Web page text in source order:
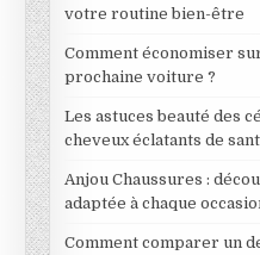
votre routine bien-être
Comment économiser
prochaine voiture ?
Les astuces beauté des
cheveux éclatants de
Anjou Chaussures :
adaptée à chaque
Comment comparer un